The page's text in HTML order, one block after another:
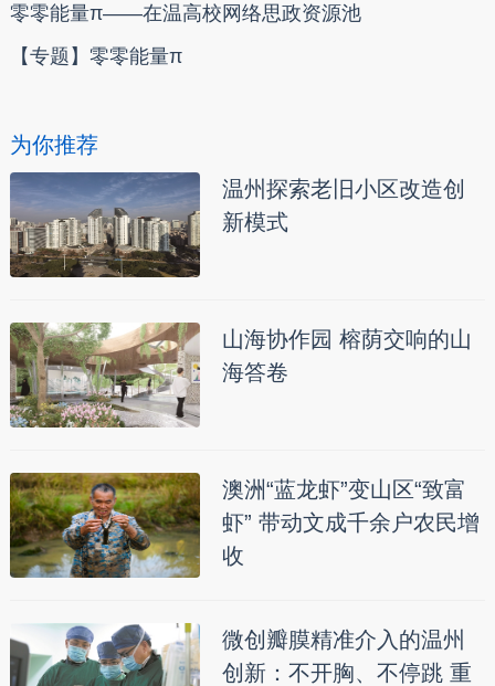
零零能量π——在温高校网络思政资源池
【专题】零零能量π
为你推荐
温州探索老旧小区改造创
新模式
山海协作园 榕荫交响的山
海答卷
澳洲“蓝龙虾”变山区“致富
虾” 带动文成千余户农民增
收
微创瓣膜精准介入的温州
创新：不开胸、不停跳 重